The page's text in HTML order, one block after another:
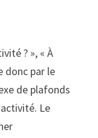
? », « À
donc par le
de plafonds
Le